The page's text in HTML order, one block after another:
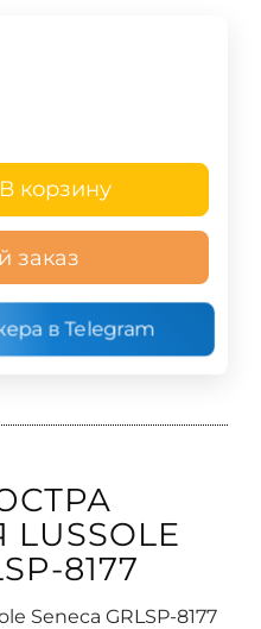
В корзину
заказ
в Telegram
8177
Seneca GRLSP-8177